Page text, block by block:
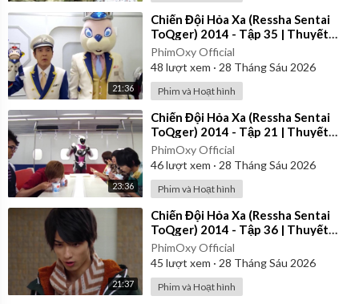
21:36
⁣Chiến Đội Hỏa Xa (Ressha Sentai
ToQger) 2014 - Tập 35 | Thuyết
Minh
PhimOxy Official
48 lượt xem · 28 Tháng Sáu 2026
Phim và Hoạt hình
23:36
⁣Chiến Đội Hỏa Xa (Ressha Sentai
ToQger) 2014 - Tập 21 | Thuyết
Minh
PhimOxy Official
46lượt xem · 28 Tháng Sáu 2026
Phim và Hoạt hình
21:37
⁣Chiến Đội Hỏa Xa (Ressha Sentai
ToQger) 2014 - Tập 36 | Thuyết
Minh
PhimOxy Official
45 lượt xem · 28 Tháng Sáu 2026
Phim và Hoạt hình